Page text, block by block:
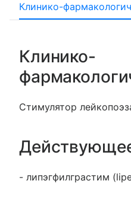
Клинико-
Клинико-
Стимулятор
- липэгфилграстим